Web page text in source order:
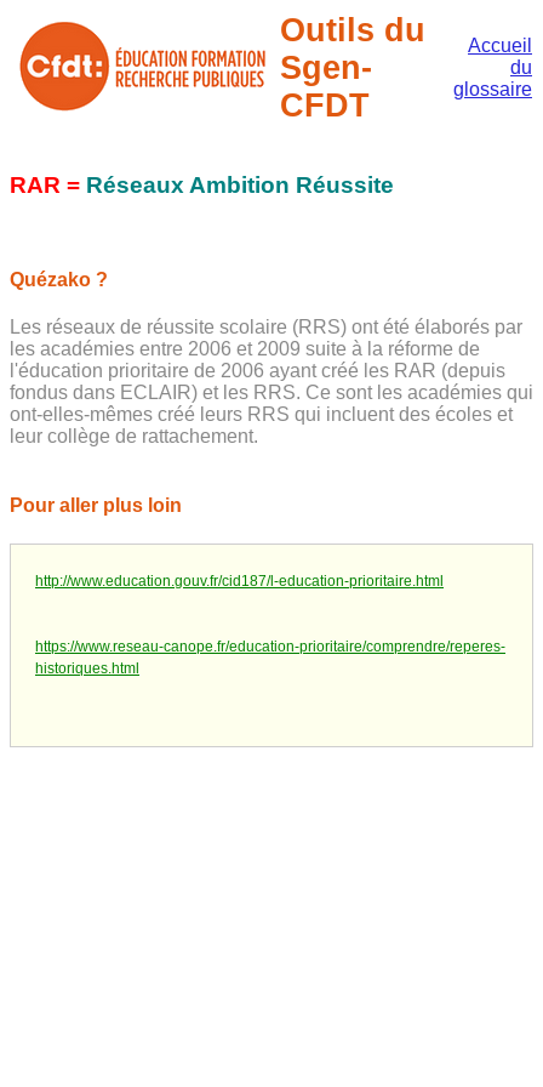
Outils du
Sgen-
CFDT
Accueil
du
glossaire
RAR = Réseaux Ambition Réussite
Quézako ?
Les réseaux de réussite scolaire (RRS) ont été élaborés par
les académies entre 2006 et 2009 suite à la réforme de
l'éducation prioritaire de 2006 ayant créé les RAR (depuis
fondus dans ECLAIR) et les RRS. Ce sont les académies qui
ont-elles-mêmes créé leurs RRS qui incluent des écoles et
leur collège de rattachement.
Pour aller plus loin
http://www.education.gouv.fr/cid187/l-education-prioritaire.html
https://www.reseau-canope.fr/education-prioritaire/comprendre/reperes-
historiques.html